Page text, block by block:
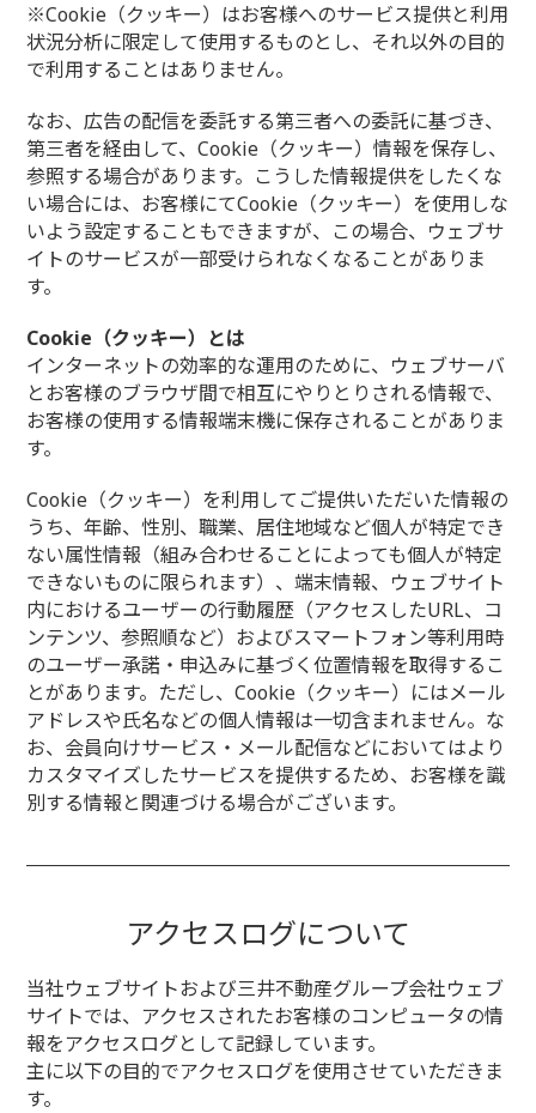
※Cookie（クッキー）はお客様へのサービス提供と利用
状況分析に限定して使用するものとし、それ以外の目的
で利用することはありません。
なお、広告の配信を委託する第三者への委託に基づき、
第三者を経由して、Cookie（クッキー）情報を保存し、
参照する場合があります。こうした情報提供をしたくな
い場合には、お客様にてCookie（クッキー）を使用しな
いよう設定することもできますが、この場合、ウェブサ
イトのサービスが一部受けられなくなることがありま
す。
Cookie（クッキー）とは
インターネットの効率的な運用のために、ウェブサーバ
とお客様のブラウザ間で相互にやりとりされる情報で、
お客様の使用する情報端末機に保存されることがありま
す。
Cookie（クッキー）を利用してご提供いただいた情報の
うち、年齢、性別、職業、居住地域など個人が特定でき
ない属性情報（組み合わせることによっても個人が特定
できないものに限られます）、端末情報、ウェブサイト
内におけるユーザーの行動履歴（アクセスしたURL、コ
ンテンツ、参照順など）およびスマートフォン等利用時
のユーザー承諾・申込みに基づく位置情報を取得するこ
とがあります。ただし、Cookie（クッキー）にはメール
アドレスや氏名などの個人情報は一切含まれません。な
お、会員向けサービス・メール配信などにおいてはより
カスタマイズしたサービスを提供するため、お客様を識
別する情報と関連づける場合がございます。
アクセスログについて
当社ウェブサイトおよび三井不動産グループ会社ウェブ
サイトでは、アクセスされたお客様のコンピュータの情
報をアクセスログとして記録しています。
主に以下の目的でアクセスログを使用させていただきま
す。